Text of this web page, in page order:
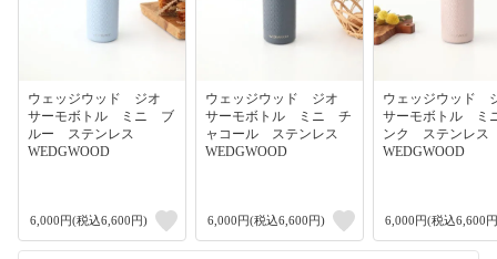
ウェッジウッド ジオ
サーモボトル ミニ ブ
ルー ステンレス
WEDGWOOD
6,000円(税込6,600円)
ウェッジウッド ジオ
サーモボトル ミニ チ
ャコール ステンレス
WEDGWOOD
6,000円(税込6,600円)
ウェッジウッド
サーモボトル
ンク ステンレ
WEDGWOOD
6,000円(税込6,600